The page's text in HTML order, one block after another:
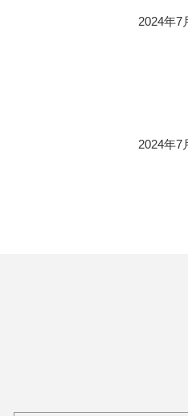
2024年7
2024年7